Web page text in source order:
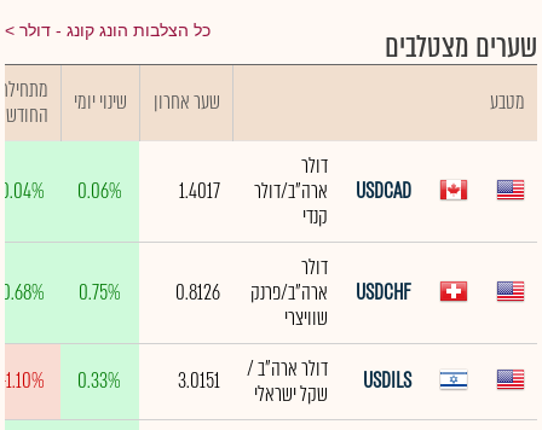
שערים מצטלבים כל הצלבות הונג קונג - דולר
מטבע שער אחרון שינוי יומי
החודש
USDCAD
דולר
ארה"ב/דולר
קנדי
1.4017
0.06%
0.04%
USDCHF
דולר
ארה"ב/פרנק
שוויצרי
0.8126
0.75%
0.68%
USDILS
דולר ארה"ב /
שקל ישראלי
3.0151
0.33%
-1.10%